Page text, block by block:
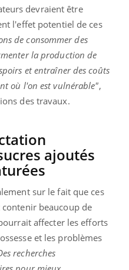
devraient être
l'effet potentiel de ces
de consommer des
la production de
et entraîner des coûts
où l'on est vulnérable",
des travaux.
ajoutés
sur le fait que ces
beaucoup de
affecter les efforts
et les problèmes
recherches